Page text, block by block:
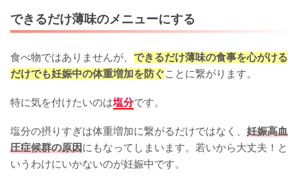
できるだけ薄味のメニューにする
食べ物ではありませんが、 できるだけ薄味の食事を心がける
だけでも妊娠中の体重増加を防ぐことに繋がります。
特に気を付けたいのは塩分です。
塩分の摂りすぎは体重増加に繋がるだけではなく、 妊娠高血
圧症候群の原因にもなってしまいます。若いから大丈夫！と
いうわけにいかないのが妊娠中です。